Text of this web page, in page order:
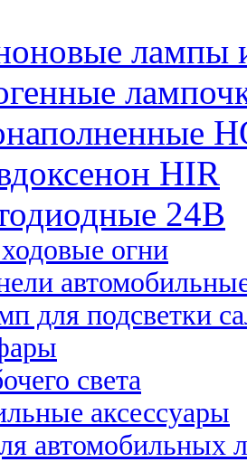
лампы
HIR
24B
огни
для подсветки
света
аксессуары
автомобильных